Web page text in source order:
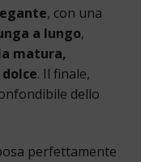
, con una
a lungo,
matura,
. Il finale,
dello
perfettamente